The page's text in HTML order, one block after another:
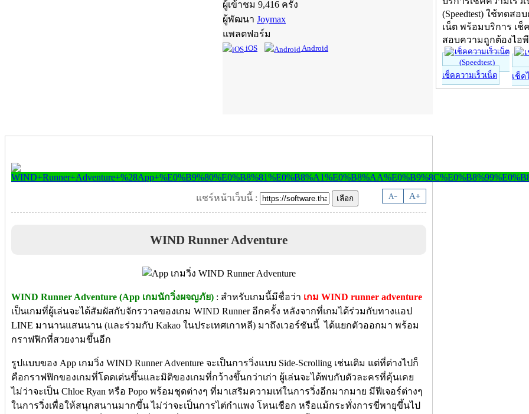
ผู้เข้าชม 9,416 ครั้ง
ผู้พัฒนา Joymax
แพลตฟอร์ม
iOS Android
A- A+
แชร์หน้าเว็บนี้ :
WIND Runner Adventure
WIND Runner Adventure (App เกมนักวิ่งผจญภัย) : สำหรับเกมนี้มีชื่อว่า เกม WIND runner adventure
เป็นเกมที่ผู้เล่นจะได้สัมผัสกับจักรวาลของเกม WIND Runner อีกครั้ง หลังจากที่เกมได้ร่วมกับทางแอป
LINE มานานแสนนาน (และร่วมกับ Kakao ในประเทศเกาหลี) มาถึงเวอร์ชันนี้ ได้แยกตัวออกมา พร้อม
กราฟฟิกที่สวยงามขึ้นอีก
รูปแบบของ App เกมวิ่ง WIND Runner Adventure จะเป็นการวิ่งแบบ Side-Scrolling เช่นเดิม แต่ที่ต่างไปก็
คือกราฟฟิกของเกมที่โดดเด่นขึ้นและมิติของเกมที่กว้างขึ้นกว่าเก่า ผู้เล่นจะได้พบกับตัวละครที่คุ้นเคย
ไม่ว่าจะเป็น Chloe Ryan หรือ Popo พร้อมชุดต่างๆ ที่มาเสริมความเท่ในการวิ่งอีกมากมาย มีฟีเจอร์ต่างๆ
ในการวิ่งเพื่อให้สนุกสนานมากขึ้น ไม่ว่าจะเป็นการไต่กำแพง โหนเชือก หรือแม้กระทั่งการขี่พายุขึ้นไป
(Speedtest) ใช้ทดสอ
เน็ต พร้อมบริการ เช็
สอบความถูกต้องไอ
เช็คความเร็วเน็ต เช็ค